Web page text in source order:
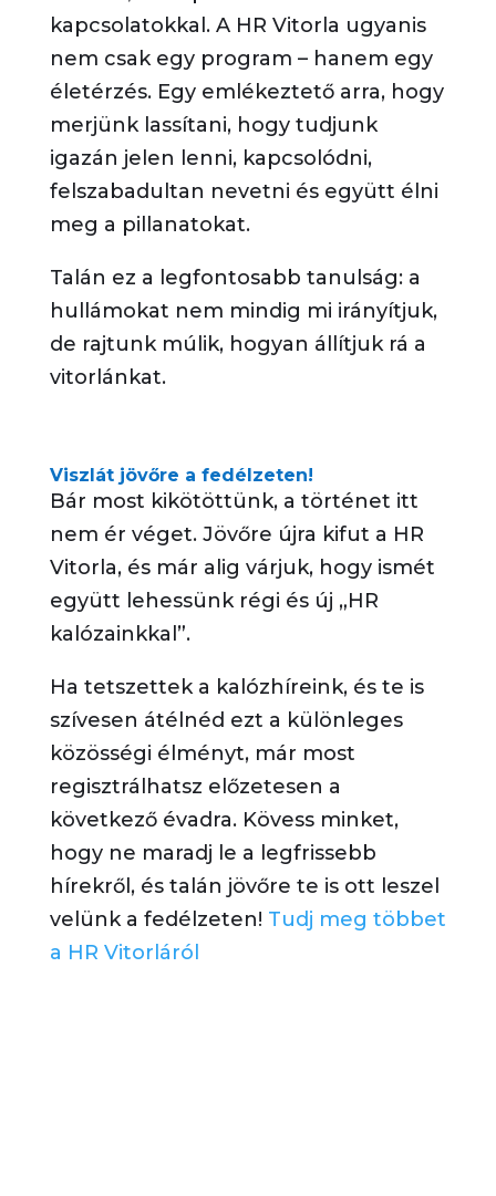
kapcsolatokkal. A HR Vitorla ugyanis
nem csak egy program – hanem egy
életérzés. Egy emlékeztető arra, hogy
merjünk lassítani, hogy tudjunk
igazán jelen lenni, kapcsolódni,
felszabadultan nevetni és együtt élni
meg a pillanatokat.
Talán ez a legfontosabb tanulság: a
hullámokat nem mindig mi irányítjuk,
de rajtunk múlik, hogyan állítjuk rá a
vitorlánkat.
Viszlát jövőre a fedélzeten!
Bár most kikötöttünk, a történet itt
nem ér véget. Jövőre újra kifut a HR
Vitorla, és már alig várjuk, hogy ismét
együtt lehessünk régi és új „HR
kalózainkkal”.
Ha tetszettek a kalózhíreink, és te is
szívesen átélnéd ezt a különleges
közösségi élményt, már most
regisztrálhatsz előzetesen a
következő évadra. Kövess minket,
hogy ne maradj le a legfrissebb
hírekről, és talán jövőre te is ott leszel
velünk a fedélzeten! Tudj meg többet
a HR Vitorláról